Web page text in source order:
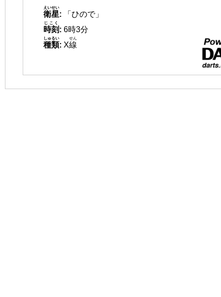
衛星
えいせい
:
「ひので」
時刻
じこく
: 6時3分
種類
しゅるい
: X線
せん